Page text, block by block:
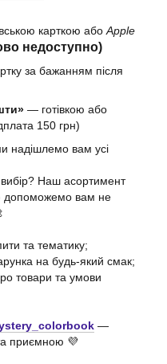
карткою або Apple
недоступно)
за бажанням після
— готівкою або
150 грн)
надішлемо вам усі
Наш асортимент
допоможемо вам не
та тематику;
на будь-який смак;
товари та умови
—
приємною 💜